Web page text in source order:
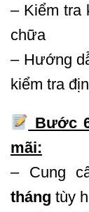
– Kiểm tra
chữa
– Hướng
kiểm tra
Bước
mãi:
– Cung
tháng tùy